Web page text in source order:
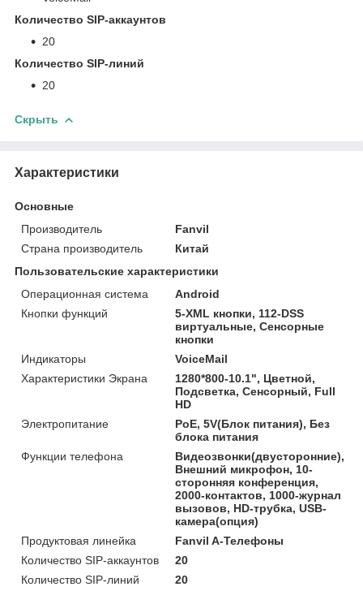
Количество SIP-аккаунтов
20
Количество SIP-линий
20
Скрыть
Характеристики
Основные
Производитель
Fanvil
Страна производитель
Китай
Пользовательские характеристики
Операционная система
Android
Кнопки функций
5-XML кнопки, 112-DSS
виртуальные, Сенсорные
кнопки
Индикаторы
VoiceMail
Характеристики Экрана
1280*800-10.1", Цветной,
Подсветка, Сенсорный, Full
HD
Электропитание
PoE, 5V(Блок питания), Без
блока питания
Функции телефона
Видеозвонки(двусторонние),
Внешний микрофон, 10-
сторонняя конференция,
2000-контактов, 1000-журнал
вызовов, HD-трубка, USB-
камера(опция)
Продуктовая линейка
Fanvil A-Телефоны
Количество SIP-аккаунтов
20
Количество SIP-линий
20